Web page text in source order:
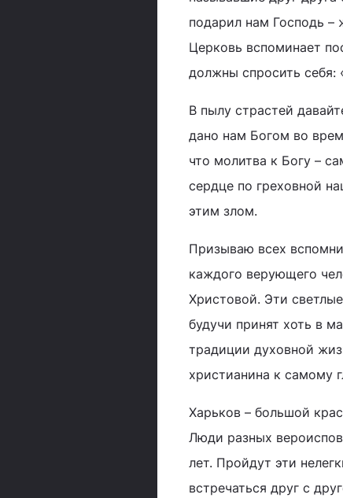
подарил нам Господь –
Церковь вспоминает
должны спросить себя:
В пылу страстей
дано нам Богом во
что молитва к Богу –
сердце по греховной
этим злом.
Призываю всех
каждого верующего
Христовой. Эти
будучи принят хоть в
традиции духовной
христианина к самому
Харьков – большой
Люди разных
лет. Пройдут эти
встречаться друг с